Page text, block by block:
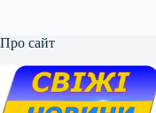
Про сайт